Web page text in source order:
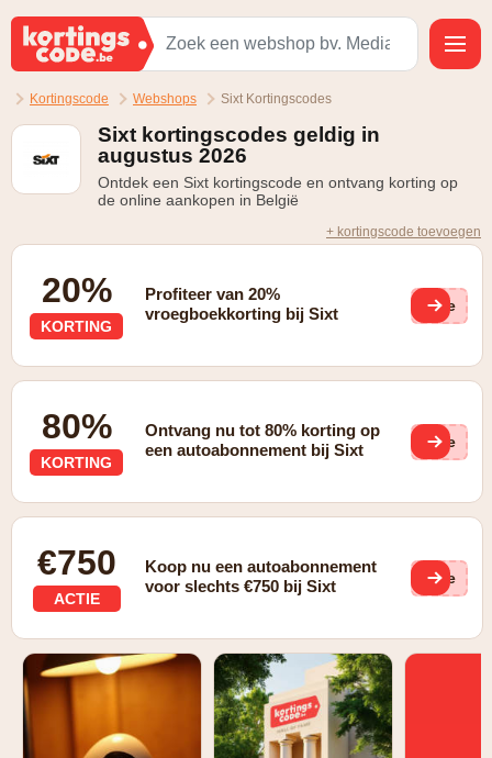
Kortingscode Webshops Sixt Kortingscodes
Sixt kortingscodes geldig in
augustus 2026
Ontdek een Sixt kortingscode en ontvang korting op
de online aankopen in België
+ kortingscode toevoegen
20%
KORTING
Profiteer van 20%
vroegboekkorting bij Sixt
(ge
80%
KORTING
Ontvang nu tot 80% korting op
een autoabonnement bij Sixt
(ge
€750
ACTIE
Koop nu een autoabonnement
voor slechts €750 bij Sixt
(ge